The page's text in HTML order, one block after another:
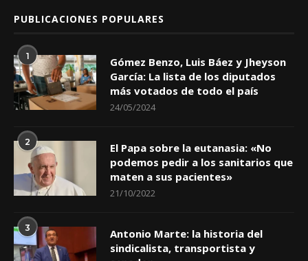
PUBLICACIONES POPULARES
1
Gómez Benzo, Luis Báez y Jheyson
García: La lista de los diputados
más votados de todo el país
24/05/2024
2
El Papa sobre la eutanasia: «No
podemos pedir a los sanitarios que
maten a sus pacientes»
21/10/2022
3
Antonio Marte: la historia del
sindicalista, transportista y